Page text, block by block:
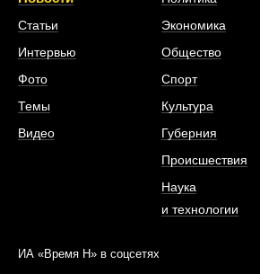
Статьи
Интервью
Фото
Темы
Видео
Экономика
Общество
Спорт
Культура
Губерния
Происшествия
Наука
и технологии
ИА «Время Н» в соцсетях